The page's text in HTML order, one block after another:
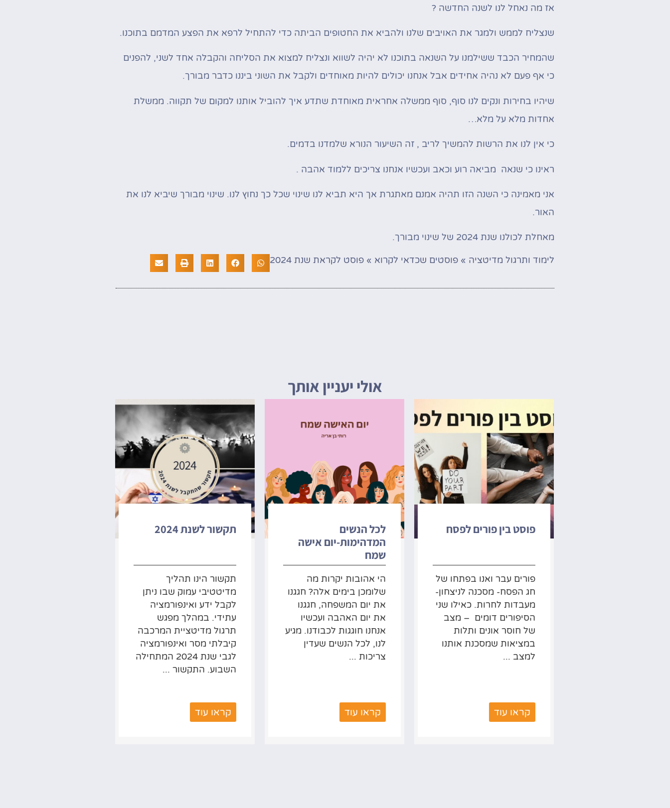
אז מה נאחל לנו לשנה החדשה ?
שנצליח לממש ולמגר את האויבים שלנו ולהביא את החטופים הביתה כדי להתחיל לרפא את הפצע המדמם בתוכנו.
שהמחיר הכבד ששילמנו על השנאה בתוכנו לא יהיה לשווא ונצליח למצוא את הסליחה והקבלה אחד לשני, להפנים
כי אף פעם לא נהיה אחידים אבל אנחנו יכולים להיות מאוחדים ולקבל את השוני ביננו כדבר מבורך.
שיהיו בחירות ונקים לנו סוף, סוף ממשלה אחראית מאוחדת שתדע איך להוביל אותנו למקום של תקווה. ממשלת
אחדות מלא על מלא…
כי אין לנו את הרשות להמשיך לריב , זה השיעור הנורא שלמדנו בדמים.
ראינו כי שנאה מביאה רוע וכאב ועכשיו אנחנו צריכים ללמוד אהבה .
אני מאמינה כי השנה הזו תהיה אמנם מאתגרת אך היא תביא לנו שינוי שכל כך נחוץ לנו. שינוי מבורך שיביא לנו את
האור.
מאחלת לכולנו שנת 2024 של שינוי מבורך.
לימוד ותרגול מדיטציה » פוסטים שכדאי לקרוא » פוסט לקראת שנת 2024
אולי יעניין אותך
פוסט בין פורים לפסח
פורים עבר ואנו בפתחו של
חג הפסח- מסכנה לניצחון-
מעבדות לחרות. כאילו שני
הסיפורים דומים – מצב
של חוסר אונים ותלות
במציאות שמסכנת אותנו
למצב ...
קראו עוד
לכל הנשים
המדהימות-יום אישה
שמח
הי אהובות יקרות מה
שלומכן בימים אלה? חגגנו
את יום המשפחה, חגגנו
את יום האהבה ועכשיו
אנחנו חוגגות לכבודנו. מגיע
לנו, לכל הנשים שעדין
צריכות ...
קראו עוד
תקשור לשנת 2024
תקשור הינו תהליך
מדיטטיבי עמוק שבו ניתן
לקבל ידע ואינפורמציה
עתידי. במהלך מפגש
תרגול מדיטציית המרכבה
קיבלתי מסר ואינפורמציה
לגבי שנת 2024 המתחילה
השבוע. התקשור ...
קראו עוד